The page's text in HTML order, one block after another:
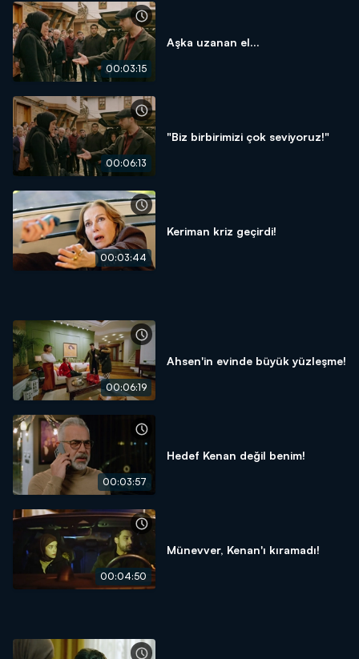
00:03:15
Aşka uzanan el...
00:06:13
"Biz birbirimizi çok seviyoruz!"
00:03:44
Keriman kriz geçirdi!
00:06:19
Ahsen'in evinde büyük yüzleşme!
00:03:57
Hedef Kenan değil benim!
00:04:50
Münevver, Kenan'ı kıramadı!